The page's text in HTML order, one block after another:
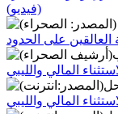
(فيديو)
على الحدود